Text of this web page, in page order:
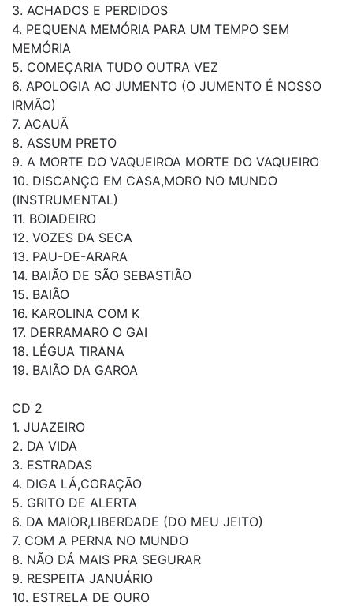
3. ACHADOS E PERDIDOS
4. PEQUENA MEMÓRIA PARA UM TEMPO SEM
MEMÓRIA
5. COMEÇARIA TUDO OUTRA VEZ
6. APOLOGIA AO JUMENTO (O JUMENTO É NOSSO
IRMÃO)
7. ACAUÃ
8. ASSUM PRETO
9. A MORTE DO VAQUEIROA MORTE DO VAQUEIRO
10. DISCANÇO EM CASA,MORO NO MUNDO
(INSTRUMENTAL)
11. BOIADEIRO
12. VOZES DA SECA
13. PAU-DE-ARARA
14. BAIÃO DE SÃO SEBASTIÃO
15. BAIÃO
16. KAROLINA COM K
17. DERRAMARO O GAI
18. LÉGUA TIRANA
19. BAIÃO DA GAROA
CD 2
1. JUAZEIRO
2. DA VIDA
3. ESTRADAS
4. DIGA LÁ,CORAÇÃO
5. GRITO DE ALERTA
6. DA MAIOR,LIBERDADE (DO MEU JEITO)
7. COM A PERNA NO MUNDO
8. NÃO DÁ MAIS PRA SEGURAR
9. RESPEITA JANUÁRIO
10. ESTRELA DE OURO